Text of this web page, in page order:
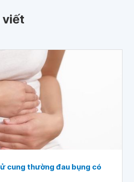
viết
cung thường đau bụng có